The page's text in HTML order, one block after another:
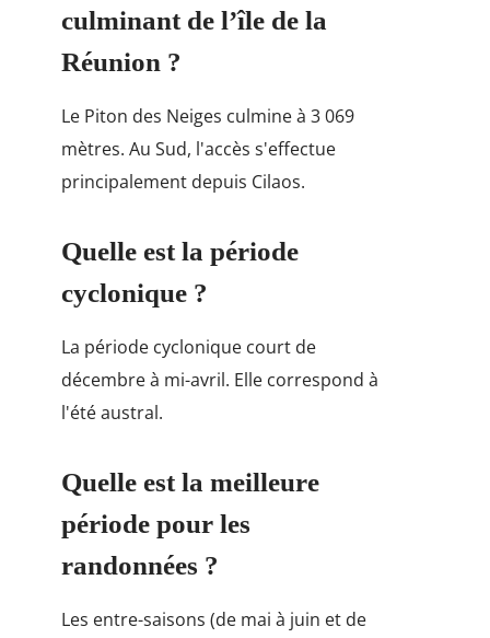
culminant de l’île de la
Réunion ?
Le Piton des Neiges culmine à 3 069
mètres. Au Sud, l'accès s'effectue
principalement depuis Cilaos.
Quelle est la période
cyclonique ?
La période cyclonique court de
décembre à mi-avril. Elle correspond à
l'été austral.
Quelle est la meilleure
période pour les
randonnées ?
Les entre-saisons (de mai à juin et de